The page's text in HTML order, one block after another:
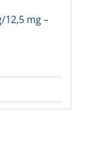
12,5 mg –